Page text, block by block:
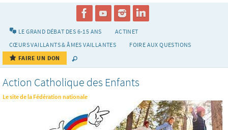
LE GRAND DÉBAT DES 6-15 ANS
ACTINET
CŒURS VAILLANTS & ÂMES VAILLANTES
FOIRE AUX QUESTIONS
FAIRE UN DON
Action Catholique des Enfants
Le site de la Fédération nationale